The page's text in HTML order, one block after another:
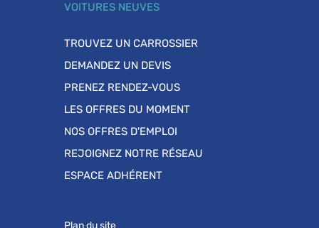
VOITURES NEUVES
TROUVEZ UN CARROSSIER
DEMANDEZ UN DEVIS
PRENEZ RENDEZ-VOUS
LES OFFRES DU MOMENT
NOS OFFRES D'EMPLOI
REJOIGNEZ NOTRE RÉSEAU
ESPACE ADHÉRENT
Plan du site